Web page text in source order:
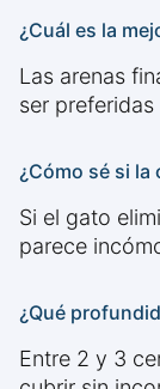
¿Cuál es la
Las arenas
ser
¿Cómo sé si la
Si el gato
parece
¿Qué
Entre 2 y 3